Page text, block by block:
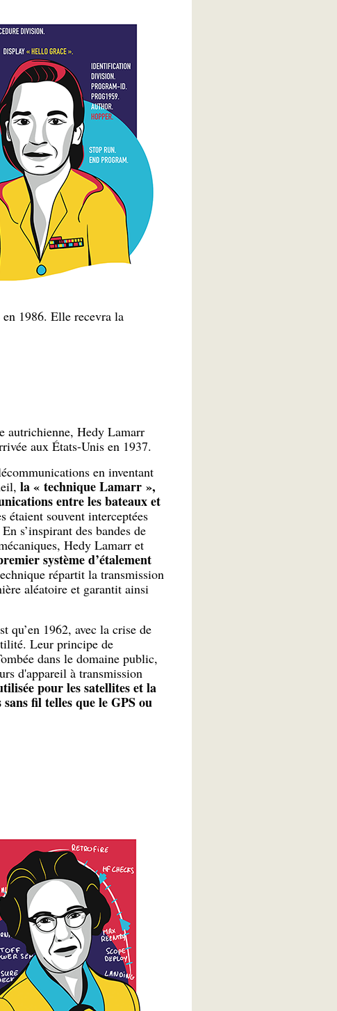
1986. Elle recevra la
autrichienne, Hedy Lamarr
aux États-Unis en 1937.
en inventant
la « technique Lamarr »,
entre les bateaux et
étaient souvent interceptées
s’inspirant des bandes de
Hedy Lamarr et
système d’étalement
répartit la transmission
aléatoire et garantit ainsi
qu’en 1962, avec la crise de
Leur principe de
dans le domaine public,
d'appareil à transmission
pour les satellites et la
fil telles que le GPS ou